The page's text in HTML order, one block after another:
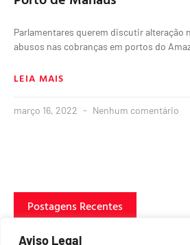
Aviso Legal
Parlamentares querem discutir alteração
abusos nas cobranças em portos do
LEIA MAIS
março 16, 2022 Nenhum comentário
Postagens Recentes